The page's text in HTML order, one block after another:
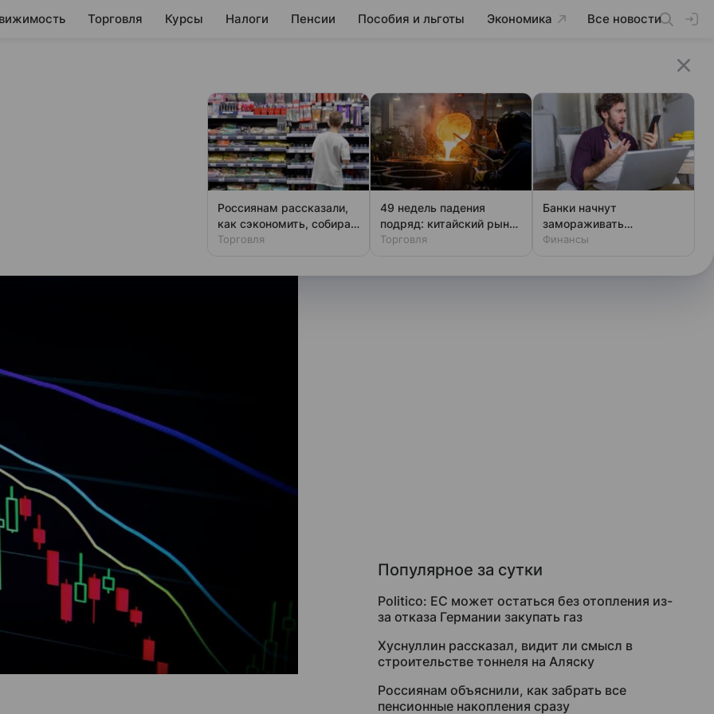
Торговля Курсы Налоги Пенсии Пособия и льготы Экономика Все новости
на фоне отмены
ростом на отмену атаки США
Популярное за сутки
Politico: ЕС может остаться без отопления из-
за отказа Германии закупать газ
Хуснуллин рассказал, видит ли смысл в
строительстве тоннеля на Аляску
Россиянам объяснили, как забрать все
пенсионные накопления сразу
Россиянам рассказали,
как сэкономить, собирая
ребенка в школу
Торговля
49 недель падения
подряд: китайский рынок
стали в глубочайшем
Торговля
Банки начнут
замораживать
переводы: новые
Финансы